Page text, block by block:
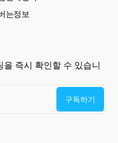
는정보
즉시 확인할 수 있습니